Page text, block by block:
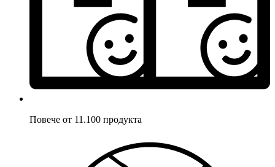
Повече от 11.100 продукта